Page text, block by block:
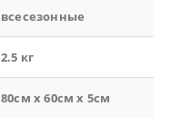
всесезонные
2.5 кг
80см x 60см x 5см